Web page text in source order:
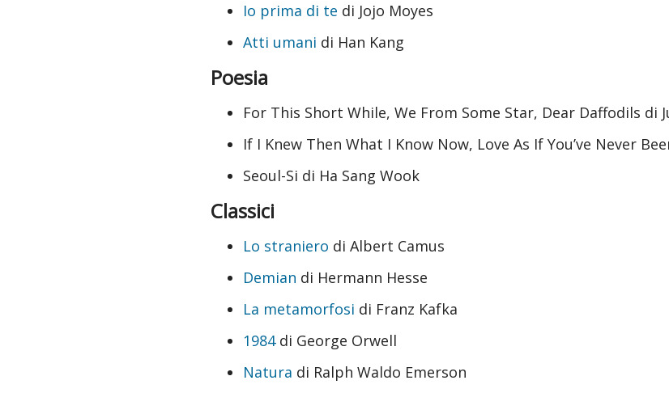
Io prima di te di Jojo Moyes
Atti umani di Han Kang​
Poesia
For This Short While, We From Some Star, Dear Daffodils di
If I Knew Then What I Know Now, Love As If You’ve Never
Seoul-Si di Ha Sang Wook
Classici
Lo straniero di Albert Camus
Demian di Hermann Hesse
La metamorfosi di Franz Kafka
1984di George Orwell
Natura di Ralph Waldo Emerson